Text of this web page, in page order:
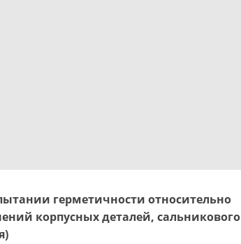
герметичности относительно
корпусных деталей, сальникового